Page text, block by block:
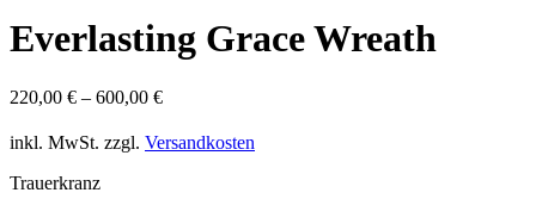
Everlasting Grace Wreath
220,00 € – 600,00 €
inkl. MwSt. zzgl. Versandkosten
Trauerkranz